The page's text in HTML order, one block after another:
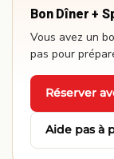
Bon Dîner +
Vous avez un
pas pour
Réserver
· Aide pas à